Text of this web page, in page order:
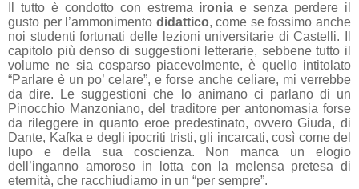
Il tutto è condotto con estrema ironia e senza perdere il
gusto per l’ammonimento didattico, come se fossimo anche
noi studenti fortunati delle lezioni universitarie di Castelli. Il
capitolo più denso di suggestioni letterarie, sebbene tutto il
volume ne sia cosparso piacevolmente, è quello intitolato
“Parlare è un po’ celare”, e forse anche celiare, mi verrebbe
da dire. Le suggestioni che lo animano ci parlano di un
Pinocchio Manzoniano, del traditore per antonomasia forse
da rileggere in quanto eroe predestinato, ovvero Giuda, di
Dante, Kafka e degli ipocriti tristi, gli incarcati, così come del
lupo e della sua coscienza. Non manca un elogio
dell’inganno amoroso in lotta con la melensa pretesa di
eternità, che racchiudiamo in un “per sempre”.